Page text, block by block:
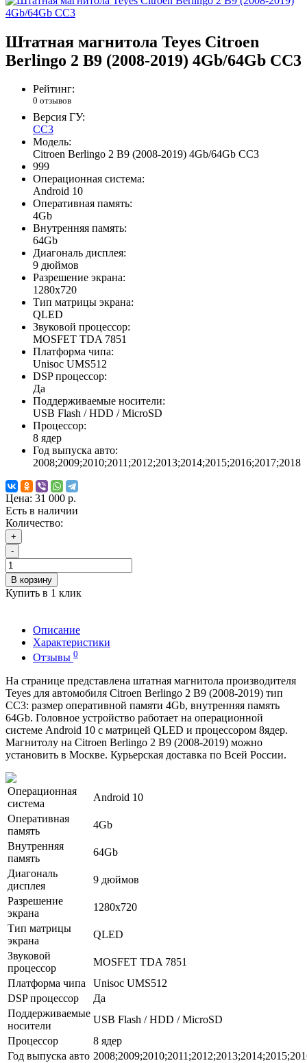
Штатная магнитола Teyes Citroen
Berlingo 2 B9 (2008-2019) 4Gb/64Gb CC3
Рейтинг:
0 отзывов
Версия ГУ:
CC3
Модель:
Citroen Berlingo 2 B9 (2008-2019) 4Gb/64Gb CC3
999
Операционная система:
Android 10
Оперативная память:
4Gb
Внутренняя память:
64Gb
Диагональ дисплея:
9 дюймов
Разрешение экрана:
1280x720
Тип матрицы экрана:
QLED
Звуковой процессор:
MOSFET TDA 7851
Платформа чипа:
Unisoc UMS512
DSP процессор:
Да
Поддерживаемые носители:
USB Flash / HDD / MicroSD
Процессор:
8 ядер
Год выпуска авто:
2008;2009;2010;2011;2012;2013;2014;2015;2016;2017;2018
Цена: 31 000 р.
Есть в наличии
Количество:
+
-
В корзину
Купить в 1 клик
Описание
Характеристики
Отзывы 0
На странице представлена штатная магнитола производителя
Teyes для автомобиля Citroen Berlingo 2 B9 (2008-2019) тип
CC3: размер оперативной памяти 4Gb, внутренняя память
64Gb. Головное устройство работает на операционной
системе Android 10 с матрицей QLED и процессором 8ядер.
Магнитолу на Citroen Berlingo 2 B9 (2008-2019) можно
установить в Москве. Курьерская доставка по Всей России.
Операционная
система
Android 10
Оперативная
память
4Gb
Внутренняя
память
64Gb
Диагональ
дисплея
9 дюймов
Разрешение
экрана
1280x720
Тип матрицы
экрана
QLED
Звуковой
процессор
MOSFET TDA 7851
Платформа чипа
Unisoc UMS512
DSP процессор
Да
Поддерживаемые
носители
USB Flash / HDD / MicroSD
Процессор
8 ядер
Год выпуска авто